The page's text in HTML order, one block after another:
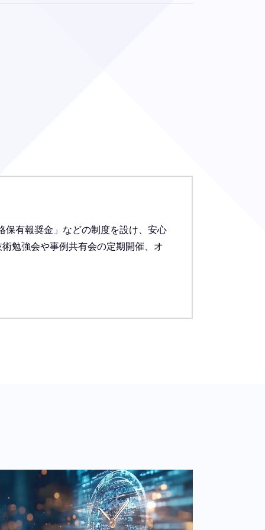
保有報奨金」などの制度を設け、安心
勉強会や事例共有会の定期開催、オ